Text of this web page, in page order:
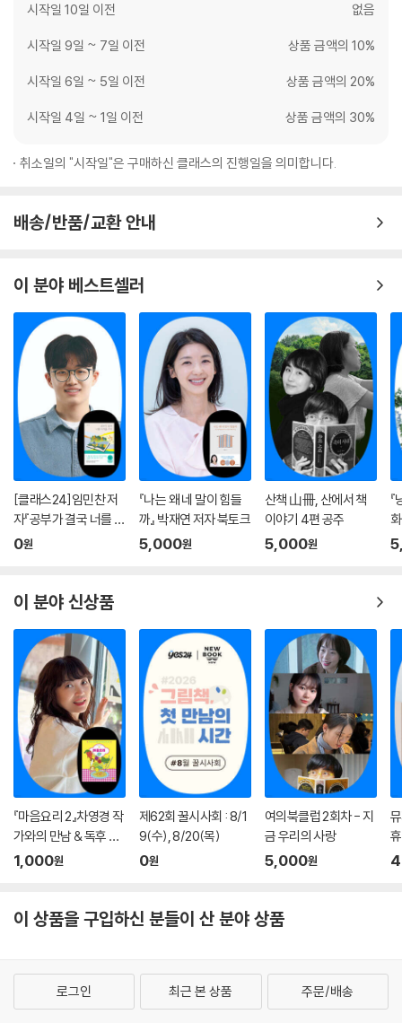
시작일 10일 이전 없음
시작일 9일 ~ 7일 이전 상품 금액의 10%
시작일 6일 ~ 5일 이전 상품 금액의 20%
시작일 4일 ~ 1일 이전 상품 금액의 30%
취소일의 "시작일"은 구매하신 클래스의 진행일을 의미합니다.
배송/반품/교환 안내
이 분야 베스트셀러
[클래스24]임민찬 저
자『공부가 결국 너를 지
켜줄 거야』온라인 북토
0원
『나는 왜 네 말이 힘들
까』 박재연 저자 북토크
5,000원
산책 山冊, 산에서 책
이야기 4편 공주
5,000원
이 분야 신상품
『마음요리 2』차영경 작
가와의 만남 & 독후 활
동
1,000원
제62회 꿀시사회 : 8/1
9(수), 8/20(목)
0원
여의북클럽 2회차 - 지
금 우리의 사랑
5,000원
이 상품을 구입하신 분들이 산 분야 상품
로그인 최근 본 상품 주문/배송